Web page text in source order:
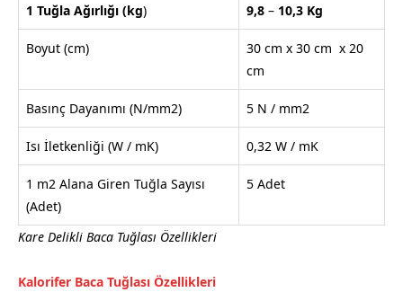
1 Tuğla Ağırlığı (kg) 9,8 – 10,3 Kg
Boyut (cm)
30 cm x 30 cm x 20
cm
Basınç Dayanımı (N/mm2) 5 N / mm2
Isı İletkenliği (W / mK) 0,32 W / mK
1 m2 Alana Giren Tuğla Sayısı
(Adet)
5 Adet
Kare Delikli Baca Tuğlası Özellikleri
Kalorifer Baca Tuğlası Özellikleri